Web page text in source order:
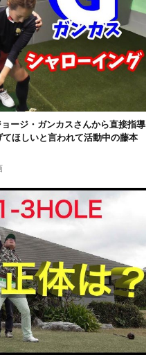
ージ・ガンカスさんから直接指導
ほしいと言われて活動中の藤本